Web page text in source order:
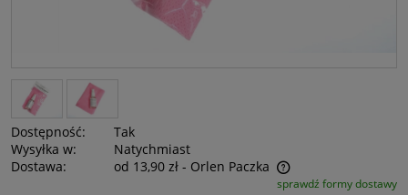
Dostępność:
Tak
Wysyłka w:
Natychmiast
Dostawa:
od 13,90 zł - Orlen Paczka
Cena nie zawiera ewentualnych kosztów płatnościsprawdź formy dostawy